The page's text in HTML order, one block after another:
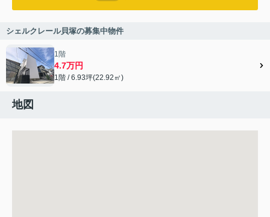
シェルクレール貝塚の募集中物件
1階
4.7万円
1階 / 6.93坪(22.92㎡)
地図